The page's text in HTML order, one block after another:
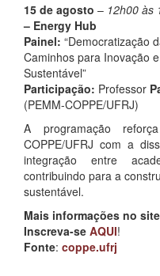
15 de agosto – 12h00 às
– Energy Hub
Painel: “Democratização
Caminhos para Inovação
Sustentável”
Participação: Professor
(PEMM-COPPE/UFRJ)
A programação
COPPE/UFRJ com a
integração entre
contribuindo para a
sustentável.
Mais informações no
Inscreva-se AQUI!
Fonte: coppe.ufrj